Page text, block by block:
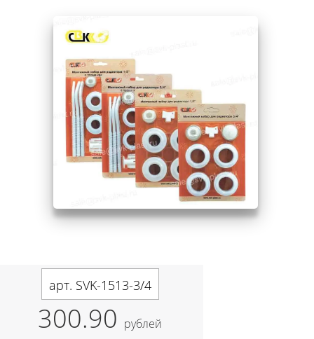
арт. SVK-1513-3/4
300.90 рублей